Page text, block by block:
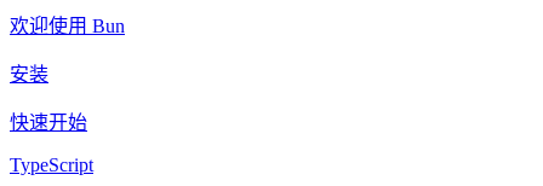
欢迎使用 Bun
安装
快速开始
TypeScript